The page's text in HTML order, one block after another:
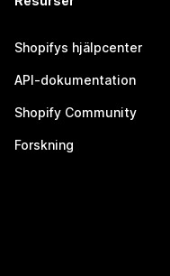
Shopifys hjälpcenter
API-dokumentation
Shopify Community
Forskning